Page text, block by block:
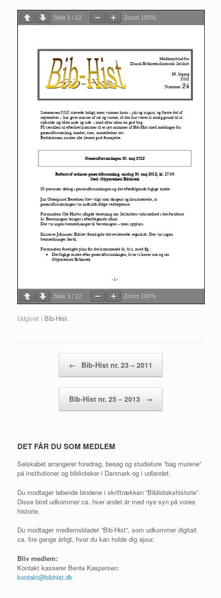
Side 1 / 12 Zoom 100%
Side 1 / 12 Zoom 100%
Udgivet i Bib-Hist.
← Bib-Hist nr. 23 – 2011
Bib-Hist nr. 25 – 2013 →
DET FÅR DU SOM MEDLEM
Selskabet arrangerer foredrag, besøg og studieture ”bag murene”
på institutioner og biblioteker i Danmark og i udlandet.
Du modtager løbende bindene i skriftrækken ”Bibliotekshistorie”.
Disse bind udkommer ca. hver andet år med nye syn på vores
historie.
Du modtager medlemsbladet ”Bib-Hist”, som udkommer digitalt
ca. fire gange årligt, hvor du kan holde dig ajour.
Bliv medlem:
Kontakt kasserer Bente Kaspersen:
kontakt@bibhist.dk